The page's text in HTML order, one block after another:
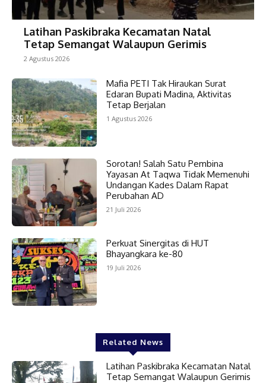
Latihan Paskibraka Kecamatan Natal
Tetap Semangat Walaupun Gerimis
2 Agustus 2026
Mafia PETI Tak Hiraukan Surat
Edaran Bupati Madina, Aktivitas
Tetap Berjalan
1 Agustus 2026
Sorotan! Salah Satu Pembina
Yayasan At Taqwa Tidak Memenuhi
Undangan Kades Dalam Rapat
Perubahan AD
21 Juli 2026
Perkuat Sinergitas di HUT
Bhayangkara ke-80
19 Juli 2026
Related News
Latihan Paskibraka Kecamatan Natal
Tetap Semangat Walaupun Gerimis